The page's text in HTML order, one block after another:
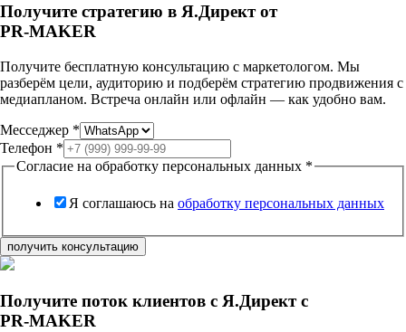
Получите стратегию в Я.Директ от
PR-MAKER
Получите бесплатную консультацию с маркетологом. Мы
разберём цели, аудиторию и подберём стратегию продвижения с
медиапланом. Встреча онлайн или офлайн — как удобно вам.
Месседжер *
Телефон *
Согласие на обработку персональных данных *
Я соглашаюсь на обработку персональных данных
получить консультацию
Получите поток клиентов с Я.Директ с
PR-MAKER